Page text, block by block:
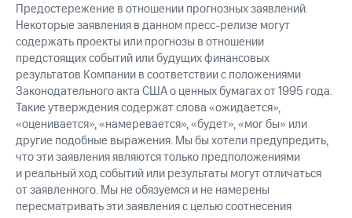
Предостережение в отношении прогнозных заявлений.
Некоторые заявления в данном пресс-релизе могут
содержать проекты или прогнозы в отношении
предстоящих событий или будущих финансовых
результатов Компании в соответствии с положениями
Законодательного акта США о ценных бумагах от 1995 года.
Такие утверждения содержат слова «ожидается»,
«оценивается», «намеревается», «будет», «мог бы» или
другие подобные выражения. Мы бы хотели предупредить,
что эти заявления являются только предположениями
и реальный ход событий или результаты могут отличаться
от заявленного. Мы не обязуемся и не намерены
пересматривать эти заявления с целью соотнесения